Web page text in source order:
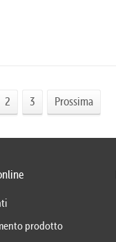
2 3 Prossima
prodotto